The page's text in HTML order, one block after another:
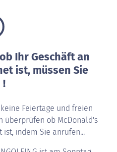
Ihr Geschäft an
ist, müssen Sie
!
Feiertage und freien
überprüfen ob McDonald's
indem Sie anrufen...